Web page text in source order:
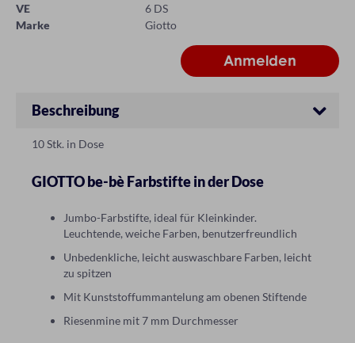
VE
6 DS
Marke
Giotto
Beschreibung
10 Stk. in Dose
GIOTTO be-bè Farbstifte in der Dose
Jumbo-Farbstifte, ideal für Kleinkinder.
Leuchtende, weiche Farben, benutzerfreundlich
Unbedenkliche, leicht auswaschbare Farben, leicht
zu spitzen
Mit Kunststoffummantelung am obenen Stiftende
Riesenmine mit 7 mm Durchmesser